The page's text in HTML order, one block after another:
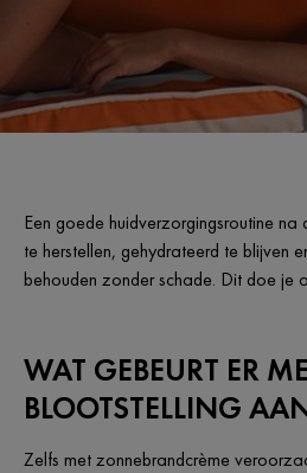
Een goede huidverzorgingsroutine na
te herstellen, gehydrateerd te blijven
behouden zonder schade. Dit doe je
WAT GEBEURT ER
BLOOTSTELLING
Zelfs met zonnebrandcrème